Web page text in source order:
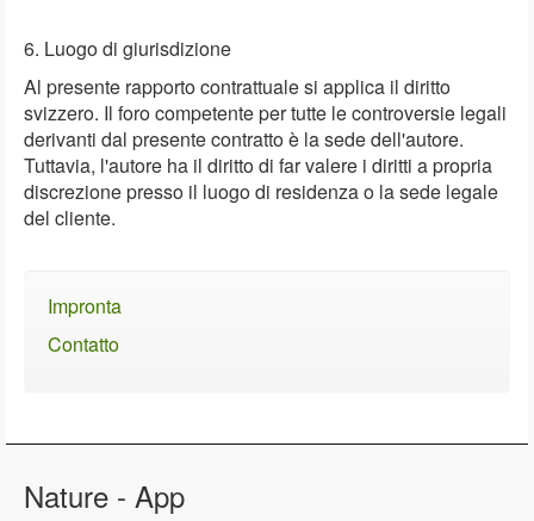
6. Luogo di giurisdizione
Al presente rapporto contrattuale si applica il diritto
svizzero. Il foro competente per tutte le controversie legali
derivanti dal presente contratto è la sede dell'autore.
Tuttavia, l'autore ha il diritto di far valere i diritti a propria
discrezione presso il luogo di residenza o la sede legale
del cliente.
Impronta
Contatto
Nature - App